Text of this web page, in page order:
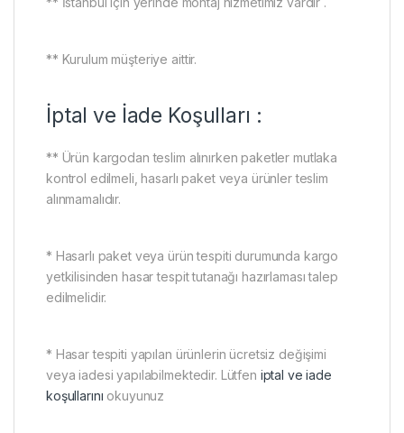
** Kurulum müşteriye aittir.
İptal ve İade Koşulları :
** Ürün kargodan teslim alınırken paketler mutlaka
kontrol edilmeli, hasarlı paket veya ürünler teslim
alınmamalıdır.
* Hasarlı paket veya ürün tespiti durumunda kargo
yetkilisinden hasar tespit tutanağı hazırlaması talep
edilmelidir.
* Hasar tespiti yapılan ürünlerin ücretsiz değişimi
veya iadesi yapılabilmektedir. Lütfen iptal ve iade
koşullarını okuyunuz